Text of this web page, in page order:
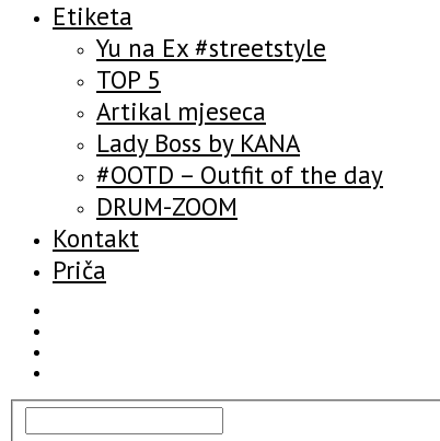
Etiketa
Yu na Ex #streetstyle
TOP 5
Artikal mjeseca
Lady Boss by KANA
#OOTD – Outfit of the day
DRUM-ZOOM
Kontakt
Priča